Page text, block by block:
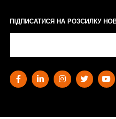
ПІДПИСАТИСЯ НА РОЗСИЛКУ